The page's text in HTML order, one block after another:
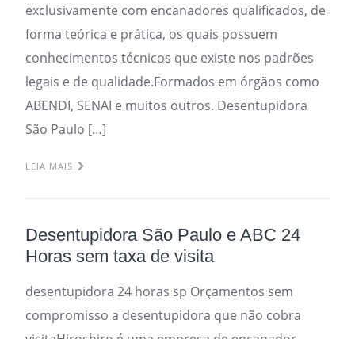
exclusivamente com encanadores qualificados, de
forma teórica e prática, os quais possuem
conhecimentos técnicos que existe nos padrões
legais e de qualidade.Formados em órgãos como
ABENDI, SENAI e muitos outros. Desentupidora
São Paulo […]
LEIA MAIS
Desentupidora São Paulo e ABC 24
Horas sem taxa de visita
desentupidora 24 horas sp Orçamentos sem
compromisso a desentupidora que não cobra